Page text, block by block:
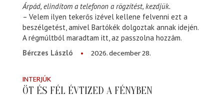
Árpád, elindítom a telefonon a rögzítést, kezdjük.
– Velem ilyen tekerős izével kellene felvenni ezt a
beszélgetést, amivel Bartókék dolgoztak annak idején.
A régmúltból maradtam itt, az passzolna hozzám.
Bérczes László
2026. december 28.
INTERJÚK
ÖT ÉS FÉL ÉVTIZED A FÉNYBEN